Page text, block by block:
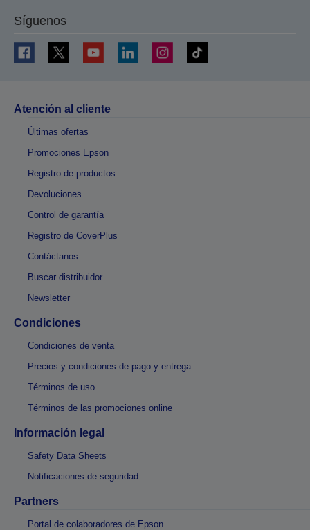
Síguenos
Atención al cliente
Últimas ofertas
Promociones Epson
Registro de productos
Devoluciones
Control de garantía
Registro de CoverPlus
Contáctanos
Buscar distribuidor
Newsletter
Condiciones
Condiciones de venta
Precios y condiciones de pago y entrega
Términos de uso
Términos de las promociones online
Información legal
Safety Data Sheets
Notificaciones de seguridad
Partners
Portal de colaboradores de Epson